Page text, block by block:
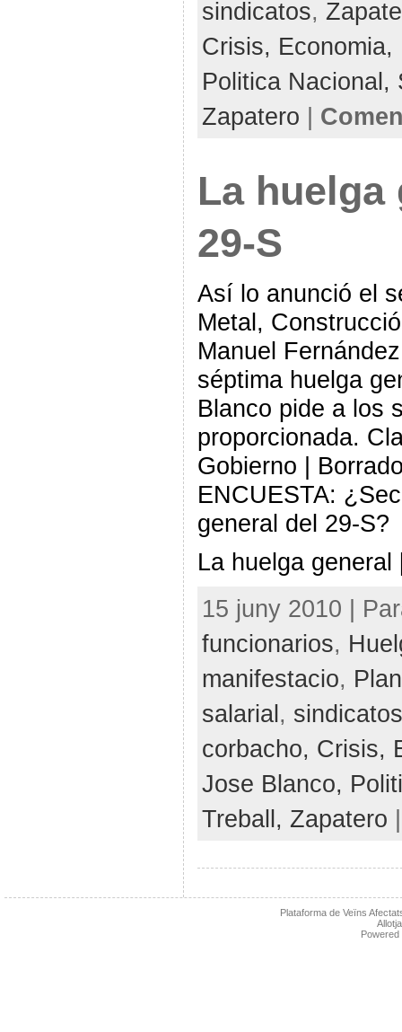
sindicatos,
Crisis, Economia,
Politica Nacional,
Zapatero |
La huelga
29-S
Así lo anunció el
Metal,
Manuel
séptima huelga
Blanco pide a los
proporcionada.
Gobierno |
ENCUESTA:
general del 29-S?
La huelga
15 juny 2010 |
funcionarios,
manifestacio,
salarial , sindicatos
corbacho, Crisis,
Jose Blanco,
Treball, Zapatero
Plataforma de Veïns